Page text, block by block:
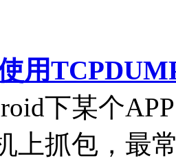
用
下某个
上抓包，最